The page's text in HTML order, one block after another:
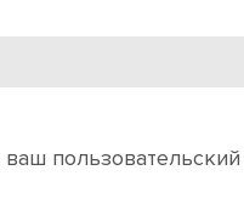
По
пользовательский